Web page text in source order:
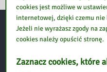
Kontakt
Biblioteka Pedagogiczna w
cookies jest możliwe w
internetowej, dzięki czemu nie
Jeżeli nie wyrażasz zgody na
cookies należy opuścić stronę.
Zaznacz cookies, które